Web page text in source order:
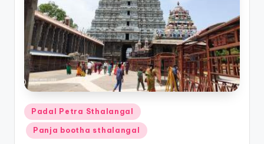
Posted
in
Padal Petra Sthalangal
Panja bootha sthalangal